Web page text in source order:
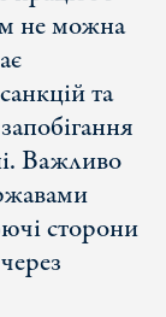
не можна
та
Важливо
сторони